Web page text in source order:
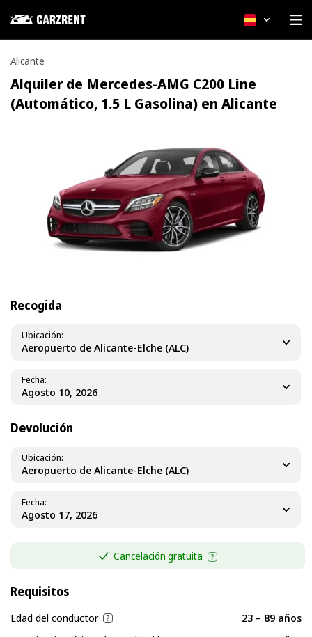
Español
Alicante
Alquiler de Mercedes-AMG C200 Line
(Automático, 1.5 L Gasolina) en Alicante
Recogida
Aeropuerto de Alicante-Elche (ALC)
Ubicación
Fecha
Devolución
Aeropuerto de Alicante-Elche (ALC)
Ubicación
Fecha
Cancelación gratuita
Requisitos
Edad del conductor
23 – 89 años